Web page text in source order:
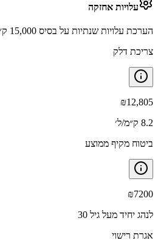
עלויות אחזקה
הערכת עלויות שנתיות על בסיס 15,000 ק״מ בשנה
צריכת דלק
₪12,805
8.2 ק״מ/ל׳
ביטוח מקיף ממוצע
₪7200
לנהג יחיד מעל גיל 30
אגרת רישוי